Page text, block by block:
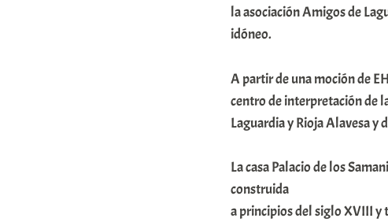
la asociación Amigos de
idóneo.
A partir de una moción de
centro de interpretación de
Laguardia y Rioja Alavesa y
La casa Palacio de los
construida
a principios del siglo XVIII y